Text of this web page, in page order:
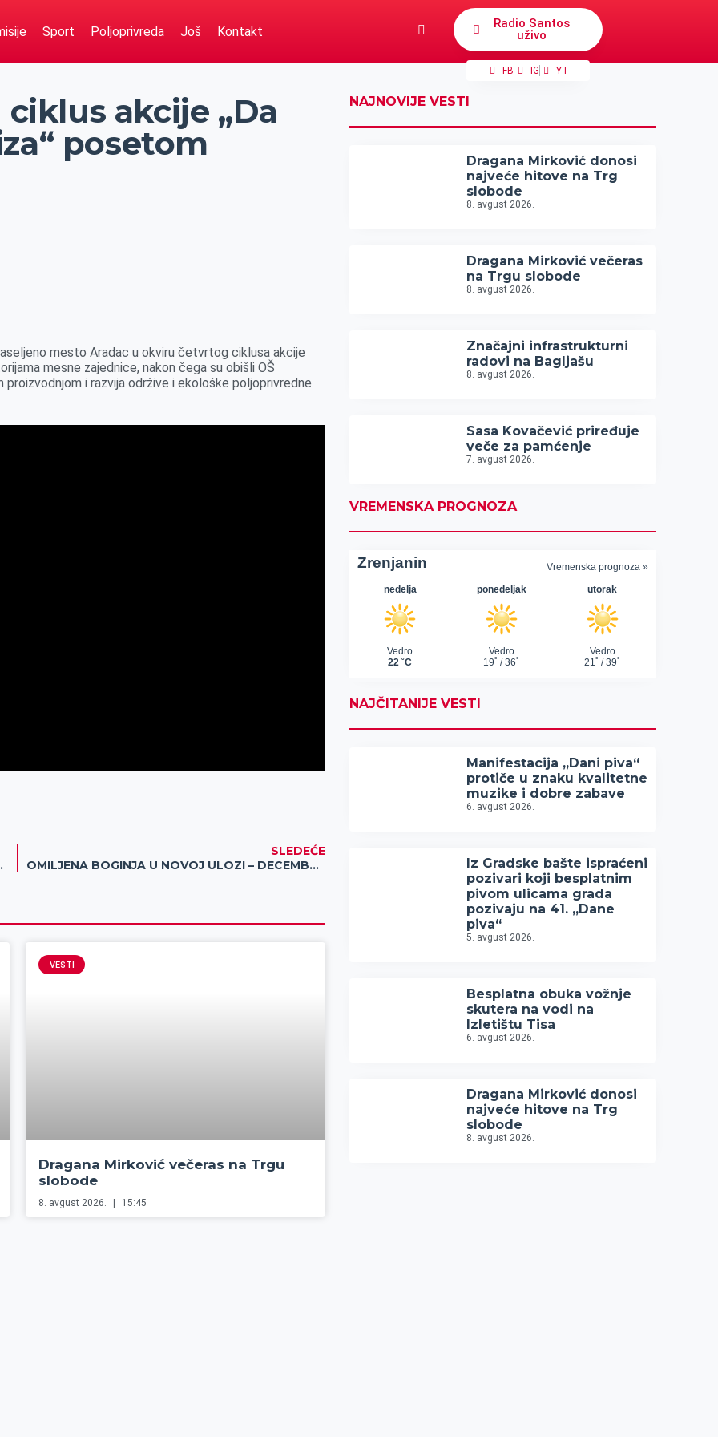
Sport Poljoprivreda Još Kontakt
Radio Santos
uživo
FB IG YT
akcije „Da
posetom
mesto Aradac u okviru četvrtog ciklusa akcije
mesne zajednice, nakon čega su obišli OŠ
proizvodnjom i razvija održive i ekološke poljoprivredne
i zelenilo“
SLEDEĆE
OMILJENA BOGINJA U NOVOJ ULOZI – DECEMBARSKA ČAROLIJA JE U TOKU
VESTI
Dragana Mirković večeras na Trgu
slobode
8. avgust 2026. 15:45
NAJNOVIJE VESTI
Dragana Mirković donosi
najveće hitove na Trg
slobode
8. avgust 2026.
Dragana Mirković večeras
na Trgu slobode
8. avgust 2026.
Značajni infrastrukturni
radovi na Bagljašu
8. avgust 2026.
Sasa Kovačević priređuje
veče za pamćenje
7. avgust 2026.
VREMENSKA PROGNOZA
NAJČITANIJE VESTI
Manifestacija „Dani piva“
protiče u znaku kvalitetne
muzike i dobre zabave
6. avgust 2026.
Iz Gradske bašte ispraćeni
pozivari koji besplatnim
pivom ulicama grada
pozivaju na 41. „Dane
piva“
5. avgust 2026.
Besplatna obuka vožnje
skutera na vodi na
Izletištu Tisa
6. avgust 2026.
Dragana Mirković donosi
najveće hitove na Trg
slobode
8. avgust 2026.